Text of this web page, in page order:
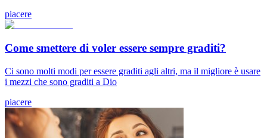
piacere
Come smettere di voler essere sempre graditi?
Ci sono molti modi per essere graditi agli altri, ma il migliore è usare
i mezzi che sono graditi a Dio
piacere